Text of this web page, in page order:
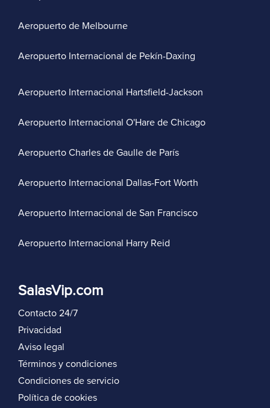
Aeropuerto de Melbourne
Aeropuerto Internacional de Pekín-Daxing
Aeropuerto Internacional Hartsfield-Jackson
Aeropuerto Internacional O'Hare de Chicago
Aeropuerto Charles de Gaulle de París
Aeropuerto Internacional Dallas-Fort Worth
Aeropuerto Internacional de San Francisco
Aeropuerto Internacional Harry Reid
SalasVip.com
Contacto 24/7
Privacidad
Aviso legal
Términos y condiciones
Condiciones de servicio
Política de cookies